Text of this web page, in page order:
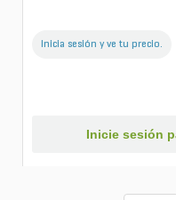
Inicia sesión y ve tu precio.
Inicie sesión